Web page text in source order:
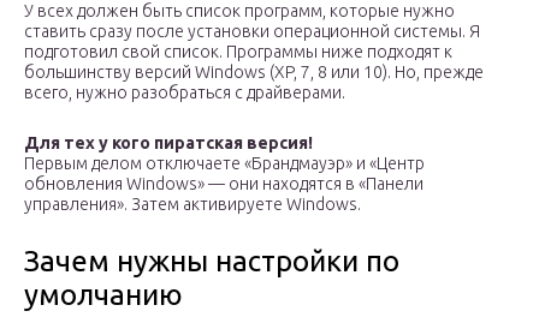
У всех должен быть список программ, которые нужно
ставить сразу после установки операционной системы. Я
подготовил свой список. Программы ниже подходят к
большинству версий Windows (XP, 7, 8 или 10). Но, прежде
всего, нужно разобраться с драйверами.
Для тех у кого пиратская версия!
Первым делом отключаете «Брандмауэр» и «Центр
обновления Windows» — они находятся в «Панели
управления». Затем активируете Windows.
Зачем нужны настройки по
умолчанию